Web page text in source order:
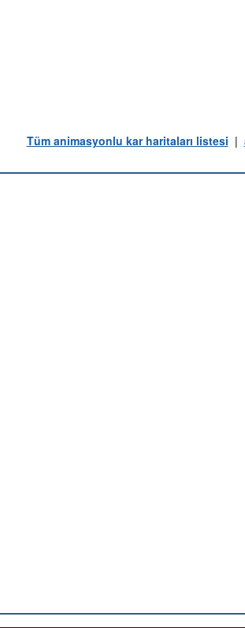
Tüm animasyonlu kar haritaları listesi |